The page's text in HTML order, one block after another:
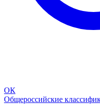
ОК
Общероссийские